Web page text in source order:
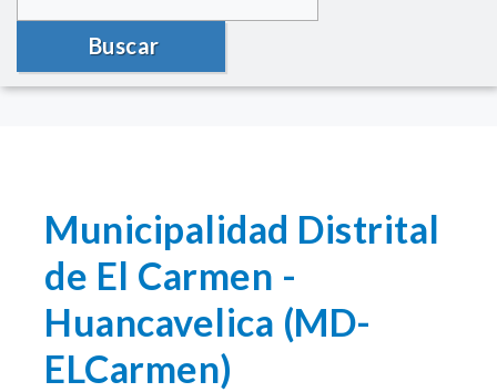
Buscar
Municipalidad Distrital
de El Carmen -
Huancavelica (MD-
ELCarmen)